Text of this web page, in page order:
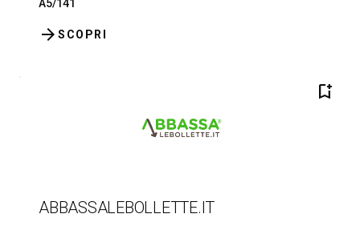
A5/141
SCOPRI
arrow_forward
bookmark_add
ABBASSALEBOLLETTE.IT